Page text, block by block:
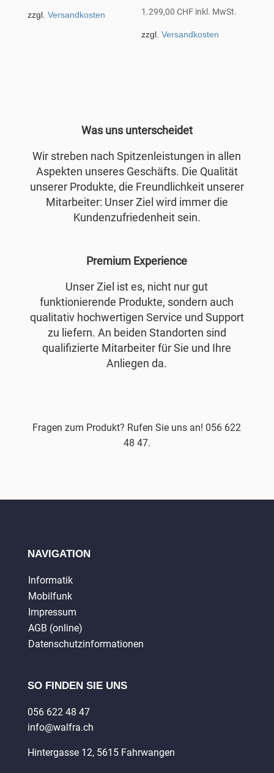
zzgl. Versandkosten 1.299,00CHF inkl. MwSt.
zzgl.Versandkosten
Was uns unterscheidet
Wir streben nach Spitzenleistungen in allen
Aspekten unseres Geschäfts. Die Qualität
unserer Produkte, die Freundlichkeit unserer
Mitarbeiter: Unser Ziel wird immer die
Kundenzufriedenheit sein.
Premium Experience
Unser Ziel ist es, nicht nur gut
funktionierende Produkte, sondern auch
qualitativ hochwertigen Service und Support
zu liefern. An beiden Standorten sind
qualifizierte Mitarbeiter für Sie und Ihre
Anliegen da.
Fragen zum Produkt? Rufen Sie uns an! 056 622
48 47.
NAVIGATION
Informatik
Mobilfunk
Impressum
AGB (online)
Datenschutzinformationen
SO FINDEN SIE UNS
056 622 48 47
info@walfra.ch
Hintergasse 12, 5615 Fahrwangen